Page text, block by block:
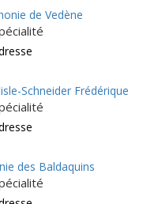
de Vedène
Schneider Frédérique
des Baldaquins